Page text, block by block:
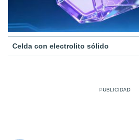
Celda con electrolito sólido